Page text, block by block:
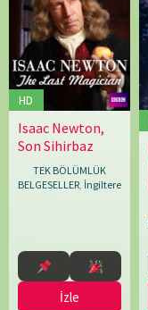
HD
Isaac Newton,
Son Sihirbaz
TEK BÖLÜMLÜK
BELGESELLER, İngiltere
12.04.2013
Renny
Bartlett
İzle